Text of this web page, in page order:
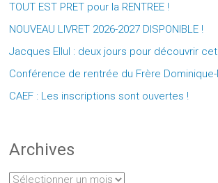
TOUT EST PRET pour la RENTREE !
NOUVEAU LIVRET 2026-2027 DISPONIBLE !
Jacques Ellul : deux jours pour découvrir
Conférence de rentrée du Frère Dominique-
CAEF : Les inscriptions sont ouvertes !
Archives
Archives